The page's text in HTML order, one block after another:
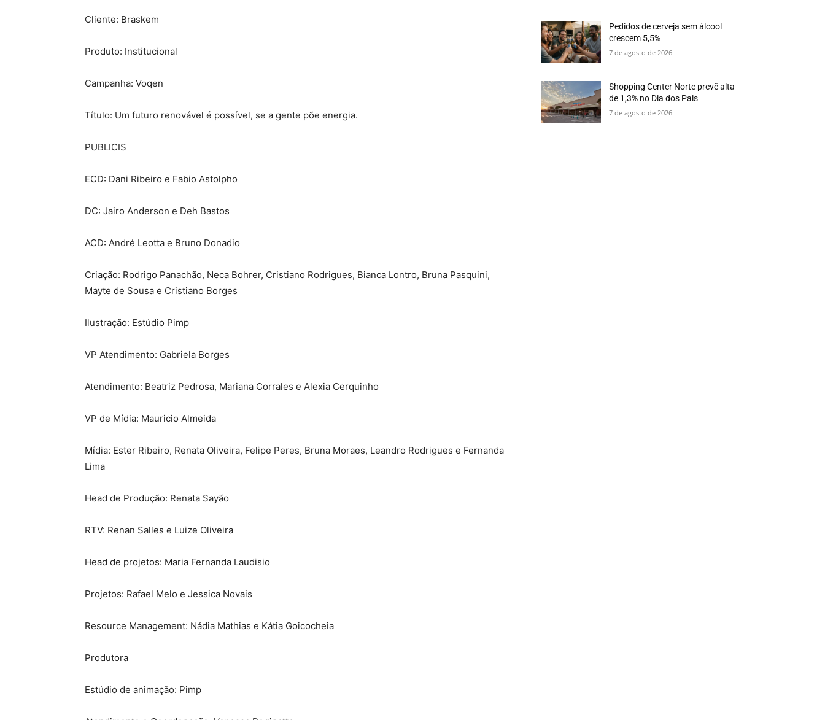
Cliente: Braskem
Produto: Institucional
Campanha: Voqen
Título: Um futuro renovável é possível, se a gente põe energia.
PUBLICIS
ECD: Dani Ribeiro e Fabio Astolpho
DC: Jairo Anderson e Deh Bastos
ACD: André Leotta e Bruno Donadio
Criação: Rodrigo Panachão, Neca Bohrer, Cristiano Rodrigues, Bianca Lontro, Bruna Pasquini,
Mayte de Sousa e Cristiano Borges
Ilustração: Estúdio Pimp
VP Atendimento: Gabriela Borges
Atendimento: Beatriz Pedrosa, Mariana Corrales e Alexia Cerquinho
VP de Mídia: Mauricio Almeida
Mídia: Ester Ribeiro, Renata Oliveira, Felipe Peres, Bruna Moraes, Leandro Rodrigues e Fernanda
Lima
Head de Produção: Renata Sayão
RTV: Renan Salles e Luize Oliveira
Head de projetos: Maria Fernanda Laudisio
Projetos: Rafael Melo e Jessica Novais
Resource Management: Nádia Mathias e Kátia Goicocheia
Produtora
Estúdio de animação: Pimp
Pedidos de cerveja sem álcool
crescem 5,5%
7 de agosto de 2026
Shopping Center Norte prevê alta
de 1,3% no Dia dos Pais
7 de agosto de 2026